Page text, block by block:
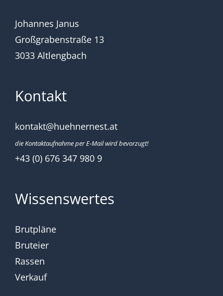
Johannes Janus
Großgrabenstraße 13
3033 Altlengbach
Kontakt
kontakt@huehnernest.at
die Kontaktaufnahme per E-Mail wird bevorzugt!
+43 (0) 676 347 980 9
Wissenswertes
Brutpläne
Bruteier
Rassen
Verkauf